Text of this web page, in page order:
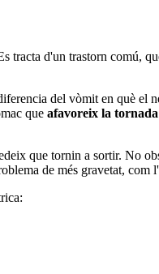
tracta d'un trastorn comú,
del vòmit en què el
que afavoreix la
que tornin a sortir. No
de més gravetat, com